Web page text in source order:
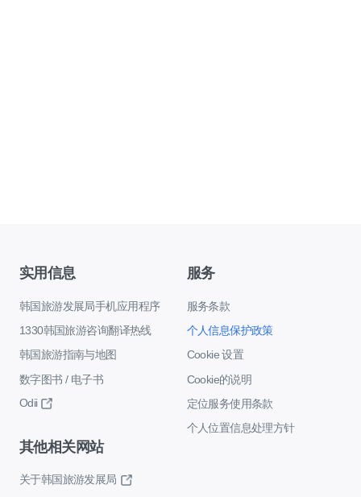
实用信息
韩国旅游发展局手机应用程序
1330韩国旅游咨询翻译热线
韩国旅游指南与地图
数字图书 / 电子书
Odii
服务
服务条款
个人信息保护政策
Cookie 设置
Cookie的说明
定位服务使用条款
个人位置信息处理方针
其他相关网站
关于韩国旅游发展局